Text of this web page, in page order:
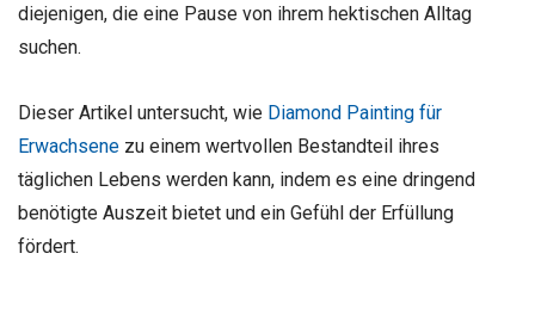
diejenigen, die eine Pause von ihrem hektischen Alltag
suchen.
Dieser Artikel untersucht, wie Diamond Painting für
Erwachsene zu einem wertvollen Bestandteil ihres
täglichen Lebens werden kann, indem es eine dringend
benötigte Auszeit bietet und ein Gefühl der Erfüllung
fördert.